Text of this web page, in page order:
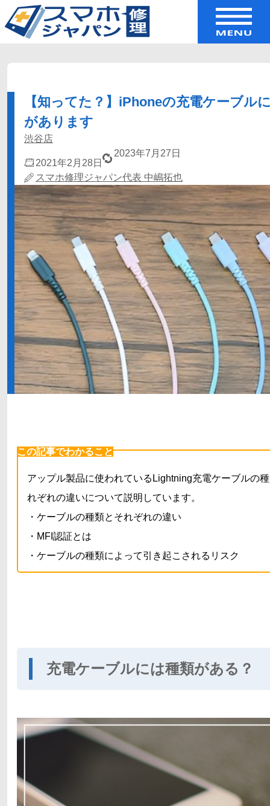
【知ってた？】iPhoneの充電ケーブル
があります
渋谷店
2021年2月28日
2023年7月27日
スマホ修理ジャパン代表 中嶋拓也
この記事でわかること
アップル製品に使われているLightning充電ケーブルの
れぞれの違いについて説明しています。
・ケーブルの種類とそれぞれの違い
・MFI認証とは
・ケーブルの種類によって引き起こされるリスク
充電ケーブルには種類がある？